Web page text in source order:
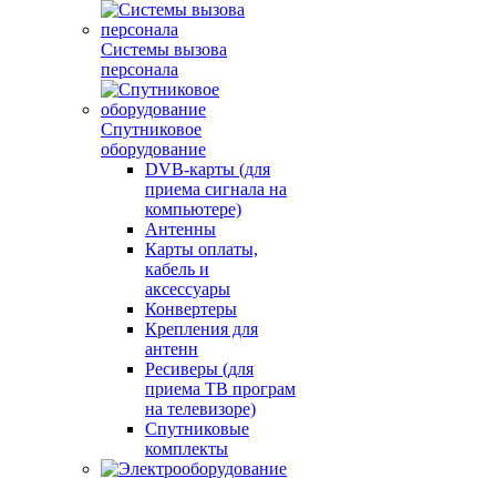
Системы вызова
персонала
Спутниковое
оборудование
DVB-карты (для
приема сигнала на
компьютере)
Антенны
Карты оплаты,
кабель и
аксессуары
Конвертеры
Крепления для
антенн
Ресиверы (для
приема ТВ програм
на телевизоре)
Спутниковые
комплекты